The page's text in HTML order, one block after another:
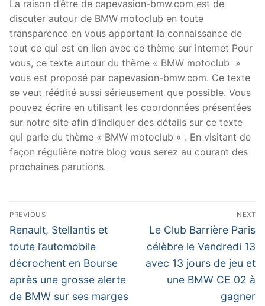
La raison d’être de capevasion-bmw.com est de
discuter autour de BMW motoclub en toute
transparence en vous apportant la connaissance de
tout ce qui est en lien avec ce thème sur internet Pour
vous, ce texte autour du thème « BMW motoclub »
vous est proposé par capevasion-bmw.com. Ce texte
se veut réédité aussi sérieusement que possible. Vous
pouvez écrire en utilisant les coordonnées présentées
sur notre site afin d’indiquer des détails sur ce texte
qui parle du thème « BMW motoclub « . En visitant de
façon régulière notre blog vous serez au courant des
prochaines parutions.
Navigation
de
l’article
PREVIOUS
Previous
post:
Renault, Stellantis et
toute l’automobile
décrochent en Bourse
après une grosse alerte
de BMW sur ses marges
NEXT
Next
post:
Le Club Barrière Paris
célèbre le Vendredi 13
avec 13 jours de jeu et
une BMW CE 02 à
gagner